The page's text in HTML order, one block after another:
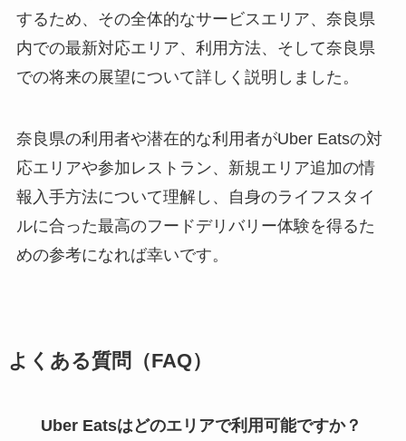
するため、その全体的なサービスエリア、奈良県
内での最新対応エリア、利用方法、そして奈良県
での将来の展望について詳しく説明しました。
奈良県の利用者や潜在的な利用者がUber Eatsの対
応エリアや参加レストラン、新規エリア追加の情
報入手方法について理解し、自身のライフスタイ
ルに合った最高のフードデリバリー体験を得るた
めの参考になれば幸いです。
よくある質問（FAQ）
Uber Eatsはどのエリアで利用可能ですか？